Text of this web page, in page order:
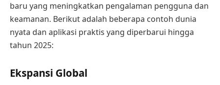
baru yang meningkatkan pengalaman pengguna dan
keamanan. Berikut adalah beberapa contoh dunia
nyata dan aplikasi praktis yang diperbarui hingga
tahun 2025:
Ekspansi Global